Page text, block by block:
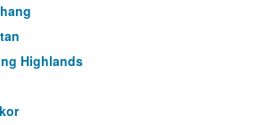
Highlands